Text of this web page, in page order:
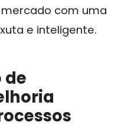
com uma
e inteligente.